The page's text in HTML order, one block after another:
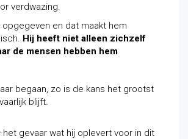
verdwazing.
en dat maakt hem
Hij heeft niet alleen zichzelf
de mensen hebben hem
begaan, zo is de kans het grootst
blijft.
het gevaar wat hij oplevert voor in dit